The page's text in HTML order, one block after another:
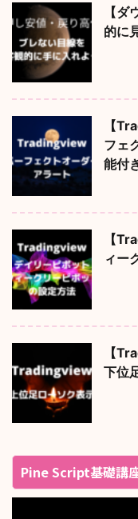
【
的に
【
フェ
能付
【
ィー
【
下位
Pine Script基礎講